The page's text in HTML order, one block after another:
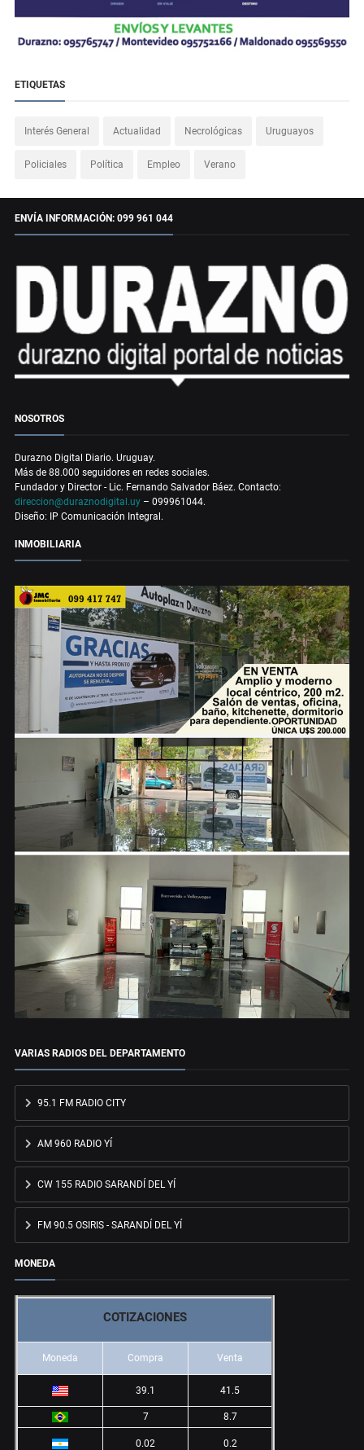
ETIQUETAS
Interés General Actualidad Necrológicas Uruguayos
Policiales Política Empleo Verano
ENVÍA INFORMACIÓN: 099 961 044
NOSOTROS
Durazno Digital Diario. Uruguay.
Más de 88.000 seguidores en redes sociales.
Fundador y Director - Lic. Fernando Salvador Báez. Contacto:
direccion@duraznodigital.uy – 099961044.
Diseño: IP Comunicación Integral.
INMOBILIARIA
VARIAS RADIOS DEL DEPARTAMENTO
95.1 FM RADIO CITY
AM 960 RADIO YÍ
CW 155 RADIO SARANDÍ DEL YÍ
FM 90.5 OSIRIS - SARANDÍ DEL YÍ
MONEDA
COTIZACIONES
Moneda Compra Venta
39.1 41.5
7 8.7
0.02 0.2